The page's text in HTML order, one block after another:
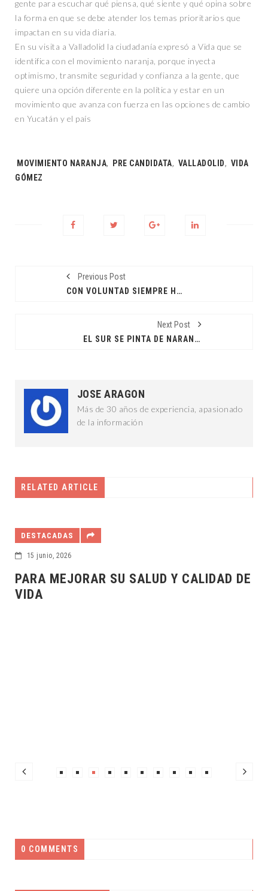
gente para escuchar qué piensa, qué siente y qué opina sobre
la forma en que se debe atender los temas prioritarios que
impactan en su vida diaria.
En su visita a Valladolid la ciudadanía expresó a Vida que se
identifica con el movimiento naranja, porque inyecta
optimismo, transmite seguridad y confianza a la gente, que
quiere una opción diferente en la política y estar en un
movimiento que avanza con fuerza en las opciones de cambio
en Yucatán y el país
Tags:
MOVIMIENTO NARANJA, PRE CANDIDATA, VALLADOLID, VIDA
GÓMEZ
Previous Post
CON VOLUNTAD SIEMPRE HAY RESULTADOS: CPL
Next Post
EL SUR SE PINTA DE NARANJA
JOSE ARAGON
Más de 30 años de experiencia, apasionado
de la información
RELATED ARTICLE
DESTACADAS
15 junio, 2026
PARA MEJORAR SU SALUD Y CALIDAD DE
VIDA
0 COMMENTS